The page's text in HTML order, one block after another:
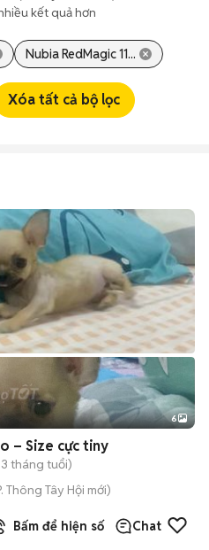
kết quả hơn
Nubia RedMagic 11...
Xóa tất cả bộ lọc
+2
6
– Size cực tiny
tháng tuổi)
Thông Tây Hội mới)
Bấm để hiện số Chat